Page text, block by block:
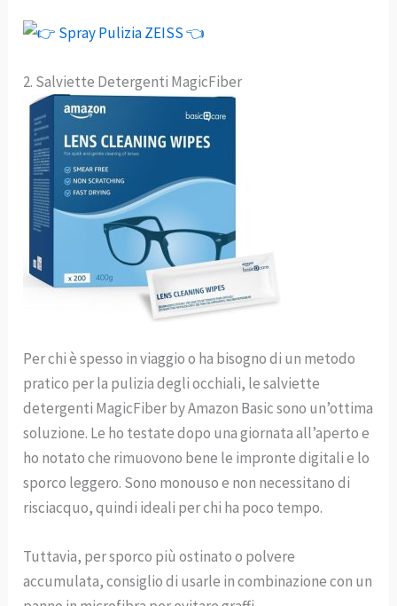
2. Salviette Detergenti MagicFiber
Per chi è spesso in viaggio o ha bisogno di un metodo
pratico per la pulizia degli occhiali, le salviette
detergenti MagicFiber by Amazon Basic sono un’ottima
soluzione. Le ho testate dopo una giornata all’aperto e
ho notato che rimuovono bene le impronte digitali e lo
sporco leggero. Sono monouso e non necessitano di
risciacquo, quindi ideali per chi ha poco tempo.
Tuttavia, per sporco più ostinato o polvere
accumulata, consiglio di usarle in combinazione con un